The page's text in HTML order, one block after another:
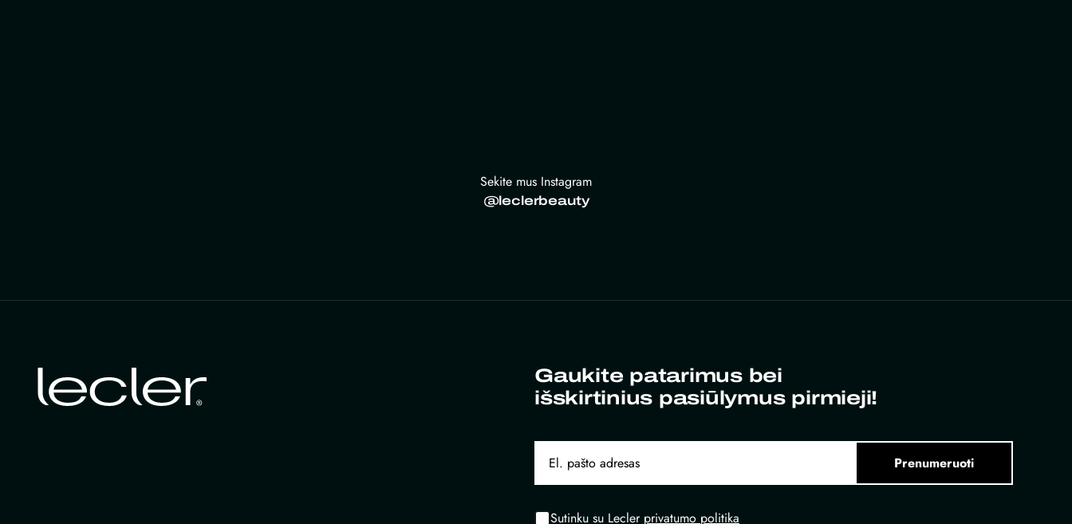
Sekite mus Instagram
@leclerbeauty
Gaukite patarimus bei
išskirtinius pasiūlymus pirmieji!
Prenumeruoti
Sutinku su Lecler privatumo politika